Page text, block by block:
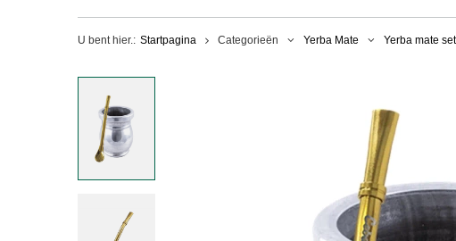
U bent hier.: Startpagina Categorieën Yerba Mate Yerba mate